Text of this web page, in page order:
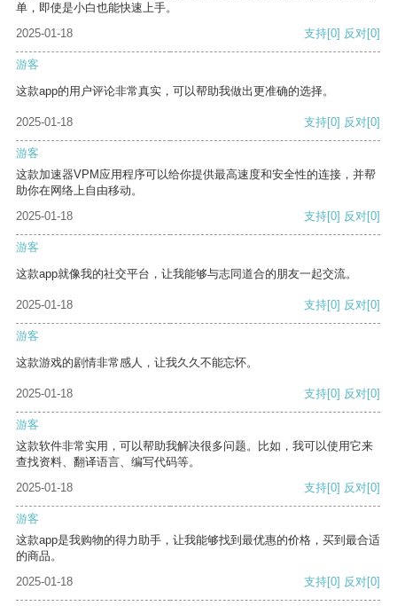
单，即使是小白也能快速上手。
2025-01-18
支持[0] 反对[0]
游客
这款app的用户评论非常真实，可以帮助我做出更准确的选择。
2025-01-18 支持[0] 反对[0]
游客
这款加速器VPM应用程序可以给你提供最高速度和安全性的连接，并帮
助你在网络上自由移动。
2025-01-18
支持[0] 反对[0]
游客
这款app就像我的社交平台，让我能够与志同道合的朋友一起交流。
2025-01-18 支持[0] 反对[0]
游客
这款游戏的剧情非常感人，让我久久不能忘怀。
2025-01-18 支持[0] 反对[0]
游客
这款软件非常实用，可以帮助我解决很多问题。比如，我可以使用它来
查找资料、翻译语言、编写代码等。
2025-01-18
支持[0] 反对[0]
游客
这款app是我购物的得力助手，让我能够找到最优惠的价格，买到最合适
的商品。
2025-01-18
支持[0] 反对[0]